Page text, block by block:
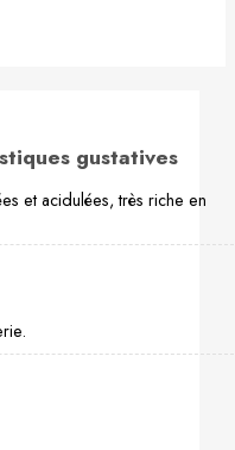
gustatives
et acidulées, très riche en